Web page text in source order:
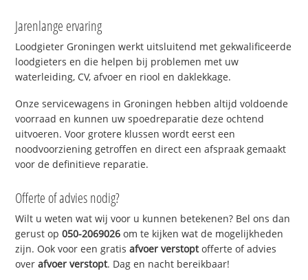
Jarenlange ervaring
Loodgieter Groningen werkt uitsluitend met gekwalificeerde
loodgieters en die helpen bij problemen met uw
waterleiding, CV, afvoer en riool en daklekkage.
Onze servicewagens in Groningen hebben altijd voldoende
voorraad en kunnen uw spoedreparatie deze ochtend
uitvoeren. Voor grotere klussen wordt eerst een
noodvoorziening getroffen en direct een afspraak gemaakt
voor de definitieve reparatie.
Offerte of advies nodig?
Wilt u weten wat wij voor u kunnen betekenen? Bel ons dan
gerust op050-2069026 om te kijken wat de mogelijkheden
zijn. Ook voor een gratisafvoer verstoptofferte of advies
overafvoer verstopt. Dag en nacht bereikbaar!